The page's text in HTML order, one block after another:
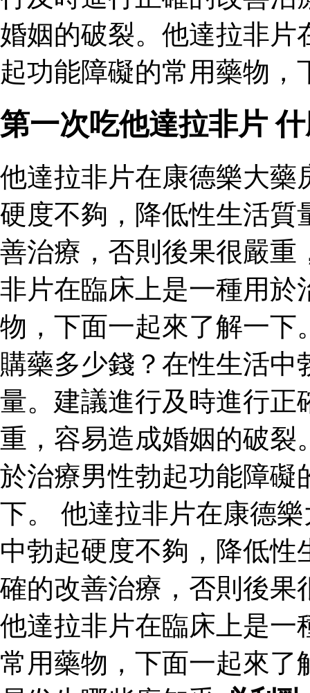
婚姻的破裂。他達拉非片
起功能障礙的常用藥物，
第一次吃他達拉非片
他達拉非片在康德樂大藥
硬度不夠，降低性生活質
善治療，否則後果很嚴重
非片在臨床上是一種用於
物，下面一起來了解一下
購藥多少錢？在性生活
量。建議進行及時進行正
重，容易造成婚姻的破裂
於治療男性勃起功能障礙
下。 他達拉非片在康德
中勃起硬度不夠，降低
確的改善治療，否則後果
他達拉非片在臨床上是一
常用藥物，下面一起來